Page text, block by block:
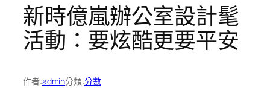
新時億嵐辦公室設計髦
活動：要炫酷更要平安
作者:admin分類:分數